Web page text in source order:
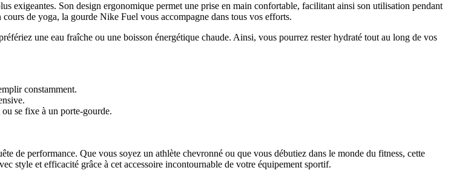
exigeantes. Son design ergonomique permet une prise en main confortable, facilitant ainsi son utilisation pendant
de yoga, la gourde Nike Fuel vous accompagne dans tous vos efforts.
une eau fraîche ou une boisson énergétique chaude. Ainsi, vous pourrez rester hydraté tout au long de vos
constamment.
se fixe à un porte-gourde.
de performance. Que vous soyez un athlète chevronné ou que vous débutiez dans le monde du fitness, cette
style et efficacité grâce à cet accessoire incontournable de votre équipement sportif.